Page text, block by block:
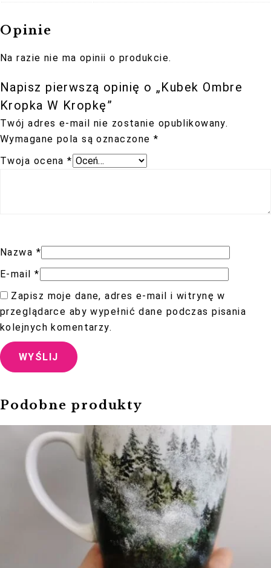
akceptacji wykonania.
Opinie
Na razie nie ma opinii o produkcie.
Napisz pierwszą opinię o „Kubek Ombre
Kropka W Kropkę”
Twój adres e-mail nie zostanie opublikowany.
Wymagane pola są oznaczone *
Twoja ocena*
Nazwa *
E-mail*
Zapisz moje dane, adres e-mail i witrynę w
przeglądarce aby wypełnić dane podczas pisania
kolejnych komentarzy.
Podobne produkty